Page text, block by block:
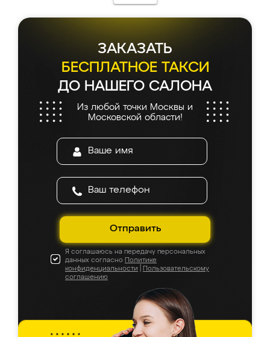
ЗАКАЗАТЬ
БЕСПЛАТНОЕ ТАКСИ
ДО НАШЕГО САЛОНА
Из любой точки Москвы и
Московской области!
Отправить
Я соглашаюсь на передачу персональных
данных согласно Политике
конфиденциальности
Пользовательскому
соглашению